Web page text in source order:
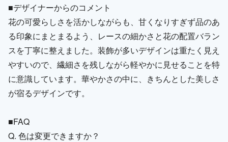
■デザイナーからのコメント
花の可愛らしさを活かしながらも、甘くなりすぎず品のあ
る印象にまとまるよう、レースの細かさと花の配置バラン
スを丁寧に整えました。装飾が多いデザインは重たく見え
やすいので、繊細さを残しながら軽やかに見せることを特
に意識しています。華やかさの中に、きちんとした美しさ
が宿るデザインです。
■FAQ
Q. 色は変更できますか？